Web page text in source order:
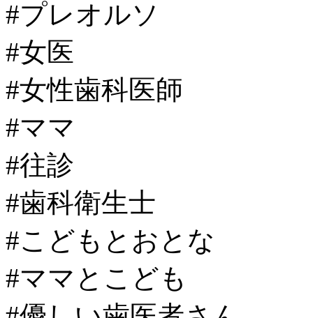
#プレオルソ
#女医
#女性歯科医師
#ママ
#往診
#歯科衛生士
#こどもとおとな
#ママとこども